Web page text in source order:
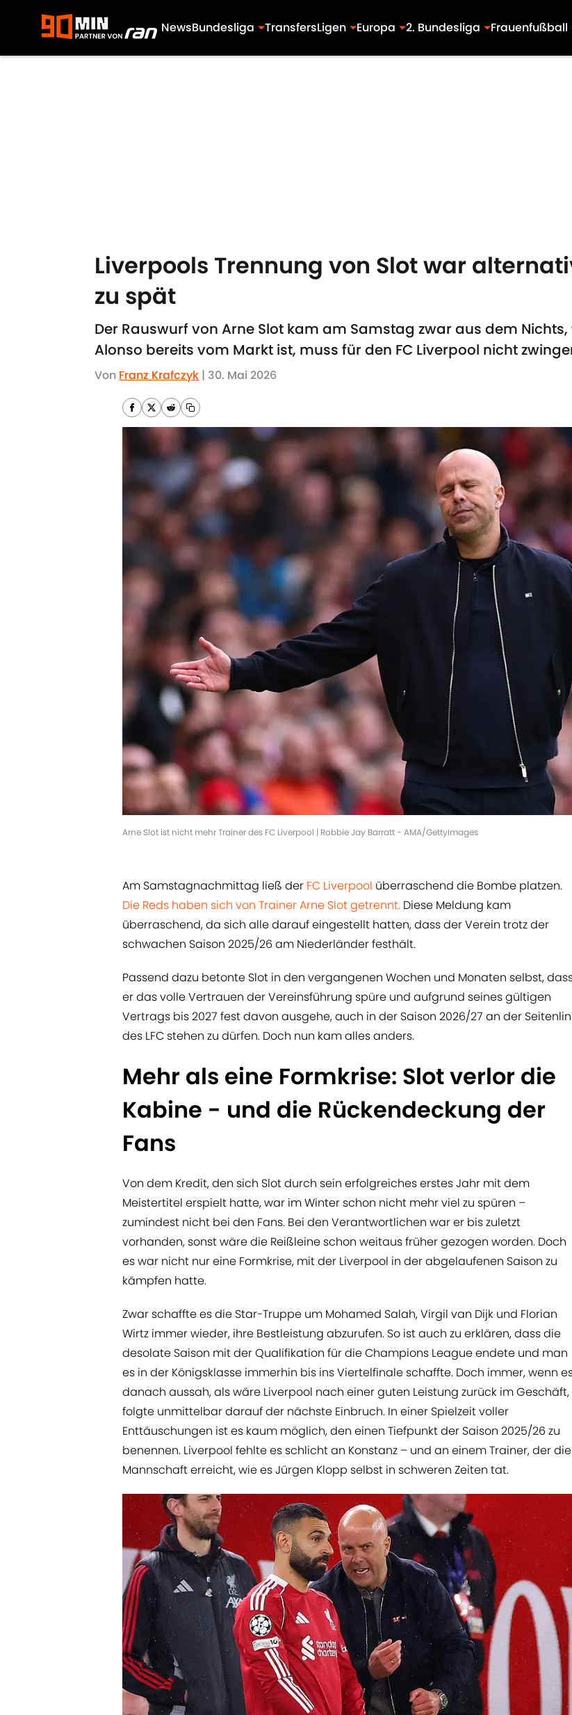
NewsBundesliga TransfersLigen Europa 2. Bundesliga Frauenfußball
Liverpools Trennung von Slot war
zu spät
Der Rauswurf von Arne Slot kam am Samstag zwar aus dem
Alonso bereits vom Markt ist, muss für den FC Liverpool nicht
Von Franz Krafczyk | 30. Mai 2026
Arne Slot ist nicht mehr Trainer des FC Liverpool | Robbie Jay Barratt - AMA/GettyImages
Am Samstagnachmittag ließ der FC Liverpool überraschend die Bombe platzen.
Die Reds haben sich von Trainer Arne Slot getrennt. Diese Meldung kam
überraschend, da sich alle darauf eingestellt hatten, dass der Verein trotz der
schwachen Saison 2025/26 am Niederländer festhält.
Passend dazu betonte Slot in den vergangenen Wochen und Monaten selbst,
er das volle Vertrauen der Vereinsführung spüre und aufgrund seines gültigen
Vertrags bis 2027 fest davon ausgehe, auch in der Saison 2026/27 an der
des LFC stehen zu dürfen. Doch nun kam alles anders.
Mehr als eine Formkrise: Slot verlor die
Kabine - und die Rückendeckung der
Fans
Von dem Kredit, den sich Slot durch sein erfolgreiches erstes Jahr mit dem
Meistertitel erspielt hatte, war im Winter schon nicht mehr viel zu spüren –
zumindest nicht bei den Fans. Bei den Verantwortlichen war er bis zuletzt
vorhanden, sonst wäre die Reißleine schon weitaus früher gezogen worden. Doch
es war nicht nur eine Formkrise, mit der Liverpool in der abgelaufenen Saison zu
kämpfen hatte.
Zwar schaffte es die Star-Truppe um Mohamed Salah, Virgil van Dijk und Florian
Wirtz immer wieder, ihre Bestleistung abzurufen. So ist auch zu erklären, dass die
desolate Saison mit der Qualifikation für die Champions League endete und man
es in der Königsklasse immerhin bis ins Viertelfinale schaffte. Doch immer, wenn
danach aussah, als wäre Liverpool nach einer guten Leistung zurück im Geschäft,
folgte unmittelbar darauf der nächste Einbruch. In einer Spielzeit voller
Enttäuschungen ist es kaum möglich, den einen Tiefpunkt der Saison 2025/26 zu
benennen. Liverpool fehlte es schlicht an Konstanz – und an einem Trainer, der die
Mannschaft erreicht, wie es Jürgen Klopp selbst in schweren Zeiten tat.